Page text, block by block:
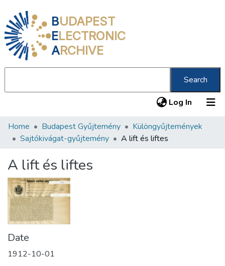
BUDAPEST
ELECTRONIC
ARCHIVE
Search
Log In (current)
Communities & Collections
Statistics
About us
Home Budapest Gyűjtemény
Különgyűjtemények
Sajtókivágat-gyűjtemény
A lift és liftes
A lift és liftes
Date
1912-10-01